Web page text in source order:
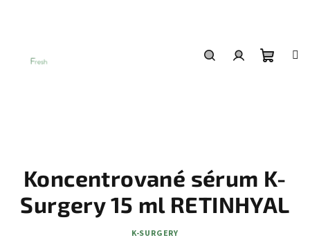
Koncentrované sérum K-
Surgery 15 ml RETINHYAL
K-SURGERY